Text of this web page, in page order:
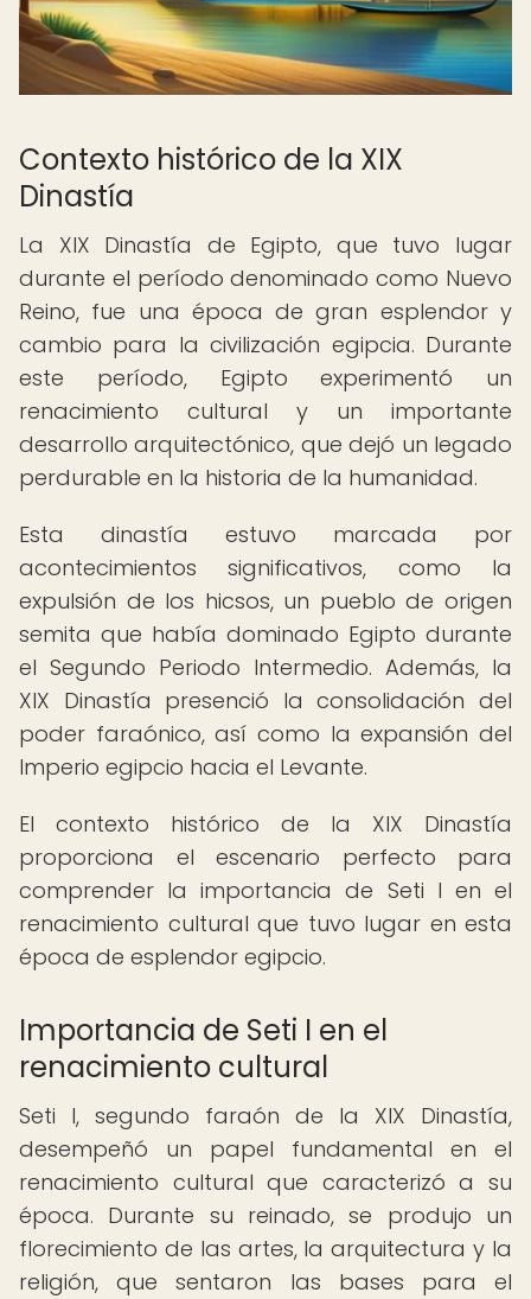
Contexto histórico de la XIX
Dinastía
La XIX Dinastía de Egipto, que tuvo lugar
durante el período denominado como Nuevo
Reino, fue una época de gran esplendor y
cambio para la civilización egipcia. Durante
este período, Egipto experimentó un
renacimiento cultural y un importante
desarrollo arquitectónico, que dejó un legado
perdurable en la historia de la humanidad.
Esta dinastía estuvo marcada por
acontecimientos significativos, como la
expulsión de los hicsos, un pueblo de origen
semita que había dominado Egipto durante
el Segundo Periodo Intermedio. Además, la
XIX Dinastía presenció la consolidación del
poder faraónico, así como la expansión del
Imperio egipcio hacia el Levante.
El contexto histórico de la XIX Dinastía
proporciona el escenario perfecto para
comprender la importancia de Seti I en el
renacimiento cultural que tuvo lugar en esta
época de esplendor egipcio.
Importancia de Seti I en el
renacimiento cultural
Seti I, segundo faraón de la XIX Dinastía,
desempeñó un papel fundamental en el
renacimiento cultural que caracterizó a su
época. Durante su reinado, se produjo un
florecimiento de las artes, la arquitectura y la
religión, que sentaron las bases para el